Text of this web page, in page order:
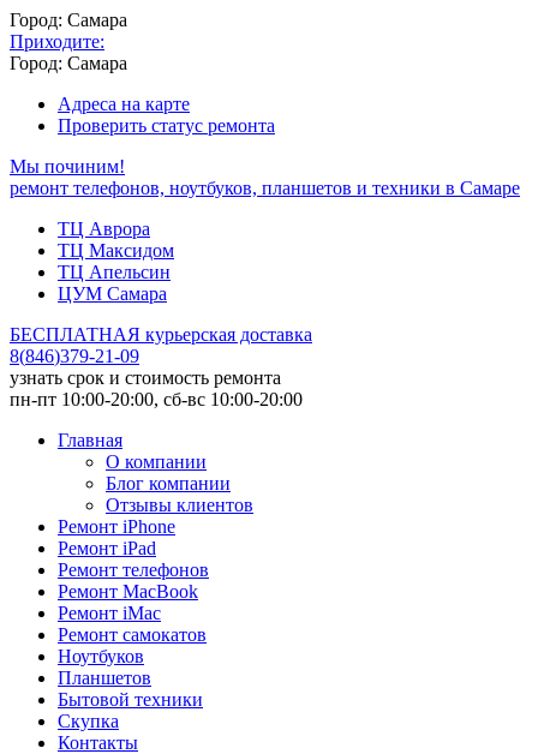
Город: Самара
Приходите:
Город: Самара
Адреса на карте
Проверить статус ремонта
Мы починим!
ремонт телефонов, ноутбуков, планшетов и техники в Самаре
ТЦ Аврора
ТЦ Максидом
ТЦ Апельсин
ЦУМ Самара
БЕСПЛАТНАЯ курьерская доставка
8(846)379-21-09
узнать срок и стоимость ремонта
пн-пт 10:00-20:00, сб-вс 10:00-20:00
Главная
О компании
Блог компании
Отзывы клиентов
Ремонт iPhone
Ремонт iPad
Ремонт телефонов
Ремонт MacBook
Ремонт iMac
Ремонт самокатов
Ноутбуков
Планшетов
Бытовой техники
Скупка
Контакты